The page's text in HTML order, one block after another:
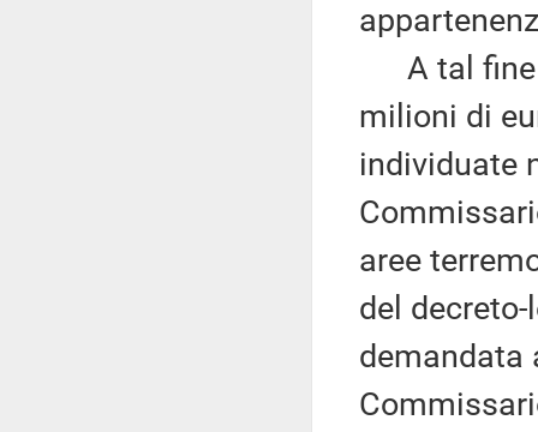
A tal fine
milioni di
individuate
aree
del
demandata